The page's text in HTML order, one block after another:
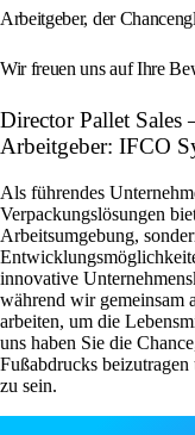
Arbeitgeber, der
Wir freuen uns auf Ihre
Director Pallet
Arbeitgeber: IFCO
Als führendes
Verpackungslösungen
Arbeitsumgebung,
innovative
während wir gemeinsam
arbeiten, um die
uns haben Sie die
Fußabdrucks
zu sein.